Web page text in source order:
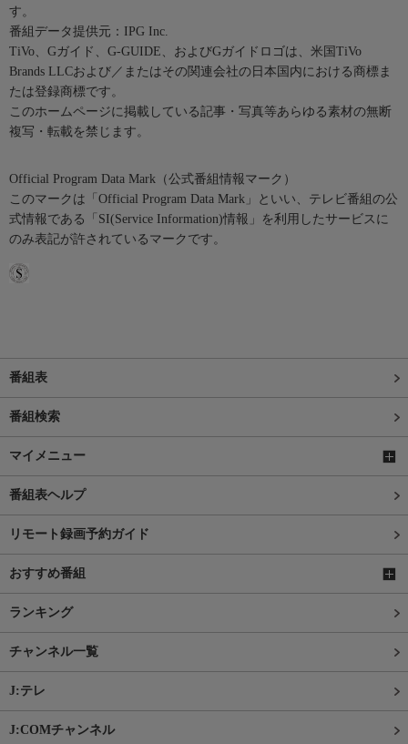
す。
番組データ提供元：IPG Inc.
TiVo、Gガイド、G-GUIDE、およびGガイドロゴは、米国TiVo
Brands LLCおよび／またはその関連会社の日本国内における商標ま
たは登録商標です。
このホームページに掲載している記事・写真等あらゆる素材の無断
複写・転載を禁じます。
Official Program Data Mark（公式番組情報マーク）
このマークは「Official Program Data Mark」といい、テレビ番組の公
式情報である「SI(Service Information)情報」を利用したサービスに
のみ表記が許されているマークです。
番組表
番組検索
マイメニュー
番組表ヘルプ
リモート録画予約ガイド
おすすめ番組
ランキング
チャンネル一覧
J:テレ
J:COMチャンネル